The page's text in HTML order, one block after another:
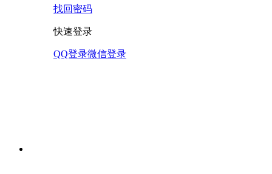
找回密码
快速登录
QQ登录微信登录